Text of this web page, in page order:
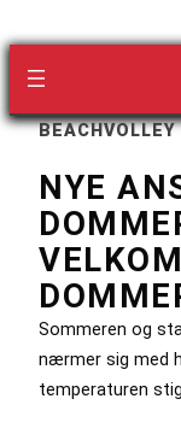
BEACHVOLLEY
NYE
Sommeren og
nærmer sig med
temperaturen